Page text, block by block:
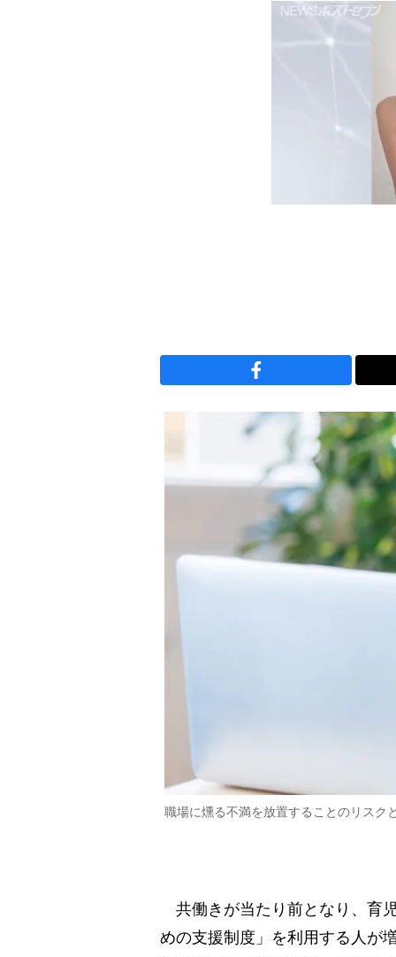
職場に燻る不満を放置することのリスク
共働きが当たり前となり、育
めの支援制度」を利用する人が